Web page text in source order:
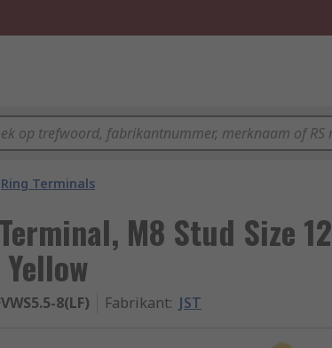
Ring Terminals
M8 Stud Size 12
8(LF) Fabrikant: JST